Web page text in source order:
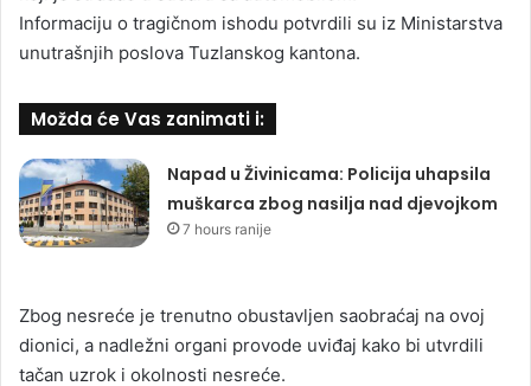
Informaciju o tragičnom ishodu potvrdili su iz Ministarstva
unutrašnjih poslova Tuzlanskog kantona.
Možda će Vas zanimati i:
Napad u Živinicama: Policija uhapsila
muškarca zbog nasilja nad djevojkom
7 hours ranije
Zbog nesreće je trenutno obustavljen saobraćaj na ovoj
dionici, a nadležni organi provode uviđaj kako bi utvrdili
tačan uzrok i okolnosti nesreće.